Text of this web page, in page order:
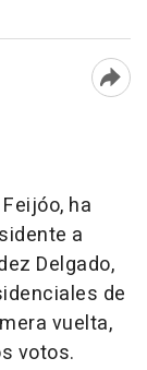
ha
a
Delgado,
de
vuelta,
votos.